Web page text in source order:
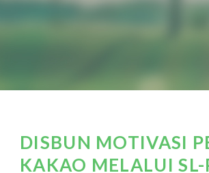
DISBUN MOTIVASI
KAKAO MELALUI